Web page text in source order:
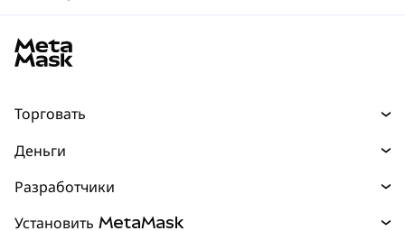
Торговать
Прогнозы
Деньги
Разработчики
Установить MetaMask